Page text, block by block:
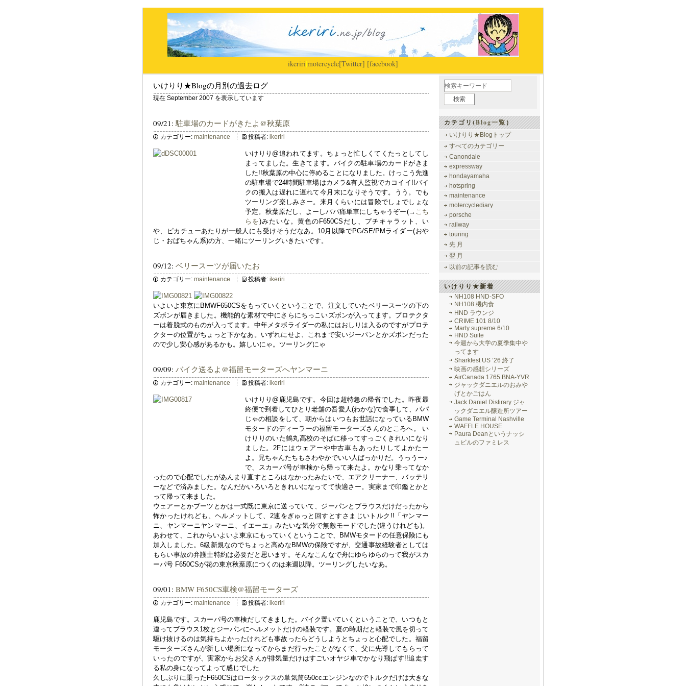
ikeriri|motercycle[Twitter] [facebook]
いけりり★Blogの月別の過去ログ
現在 September 2007 を表示しています
09/21:駐車場のカードがきたよ@秋葉原
カテゴリー: maintenance 投稿者: ikeriri
いけりり@追われてます。ちょっと忙しくてくたっとしてし
まってました。生きてます。バイクの駐車場のカードがきま
した!!秋葉原の中心に停めることになりました。けっこう先進
の駐車場で24時間駐車場はカメラ&有人監視でカコイイ!!バイ
クの搬入は遅れに遅れて今月末になりそうです。うう。でも
ツーリング楽しみさー。来月くらいには冒険でしょでしょな
予定。秋葉原だし、よーしパパ痛単車にしちゃうぞー(→ こち
らを)みたいな。黄色のF650CSだし、プチキャラット、い
や、ピカチューあたりが一般人にも受けそうだなあ。10月以降でPG/SE/PMライダー(おや
じ・おばちゃん系)の方、一緒にツーリングいきたいです。
09/12: ベリースーツが届いたお
カテゴリー: maintenance 投稿者: ikeriri
いよいよ東京にBMWF650CSをもっていくということで、注文していたベリースーツの下の
ズボンが届きました。機能的な素材で中にさらにちっこいズボンが入ってます。プロテクタ
ーは着脱式のものが入ってます。中年メタボライダーの私にはおしりは入るのですがプロテ
クターの位置がちょっと下かなあ。いずれにせよ、これまで安いジーパンとかズボンだった
ので少し安心感があるかも。嬉しいにゃ。ツーリングにゃ
09/09: バイク送るよ@福留モーターズへヤンマーニ
カテゴリー: maintenance 投稿者: ikeriri
いけりり@鹿児島です。今回は超特急の帰省でした。昨夜最
終便で到着してひとり老舗の吾愛人(わかな)で食事して、パパ
じゃの相談をして、朝からはいつもお世話になっているBMW
モタードのディーラーの福留モーターズさんのところへ。 い
けりりのいた鶴丸高校のそばに移ってすっごくきれいになり
ました。2Fにはウェアーや中古車もあったりしてよかたー
よ。兄ちゃんたちもさわやかでいい人ばっかりだ。うっうー♪
で、スカーパ号が車検から帰って来たよ。かなり乗ってなか
ったので心配でしたがあんまり直すところはなかったみたいで、エアクリーナー、バッテリ
ーなどで済みました。なんだかいろいろときれいになってて快適さー。実家まで印鑑とかと
って帰って来ました。
ウェアーとかブーツとかは一式既に東京に送っていて、ジーパンとブラウスだけだったから
怖かったけれども、ヘルメットして、2速をぎゅっと回すとすさまじいトルク!!「ヤンマー
ニ、ヤンマーニヤンマーニ、イエーエ」みたいな気分で無敵モードでした(違うけれども)。
あわせて、これからいよいよ東京にもっていくということで、BMWモタードの任意保険にも
加入しました。6級新規なのでちょっと高めなBMWの保険ですが、交通事故経験者としては
もらい事故の弁護士特約は必要だと思います。そんなこんなで舟にゆらゆらのって我がスカ
ーパ号 F650CSが花の東京秋葉原につくのは来週以降。ツーリングしたいなあ。
09/01: BMW F650CS車検@福留モーターズ
カテゴリー: maintenance 投稿者: ikeriri
鹿児島です。スカーパ号の車検だしてきました。バイク置いていくということで、いつもと
違ってブラウス1枚とジーパンにヘルメットだけの軽装です。夏の時期だと軽装で風を切って
駆け抜けるのは気持ちよかったけれども事故ったらどうしようとちょっと心配でした。福留
モーターズさんが新しい場所になってからまだ行ったことがなくて、父に先導してもらって
いったのですが、実家からお父さんが排気量だけはすごいオヤジ車でかなり飛ばす!!追走す
る私の身になってよって感じでした
久しぶりに乗ったF650CSはロータックスの単気筒650ccエンジンなのでトルクだけは大きな
カテゴリ(Blog一覧）
いけりり★Blogトップ
すべてのカテゴリー
Canondale
expressway
hondayamaha
hotspring
maintenance
motercyclediary
porsche
railway
touring
先 月
翌 月
以前の記事を読む
いけりり★新着
NH108 HND-SFO
NH108 機内食
HND ラウンジ
CRIME 101 8/10
Marty supreme 6/10
HND Suite
今週から大学の夏季集中や
ってます
Sharkfest US ‘26 終了
映画の感想シリーズ
AirCanada 1765 BNA-YVR
ジャックダニエルのおみや
げとかごはん
Jack Daniel Distirary ジャ
ックダニエル醸造所ツアー
Game Terminal Nashville
WAFFLE HOUSE
Paura Deanというナッシ
ュビルのファミレス